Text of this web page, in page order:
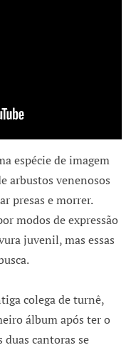
espécie de imagem
arbustos venenosos
presas e morrer.
modos de expressão
juvenil, mas essas
colega de turnê,
álbum após ter o
duas cantoras se